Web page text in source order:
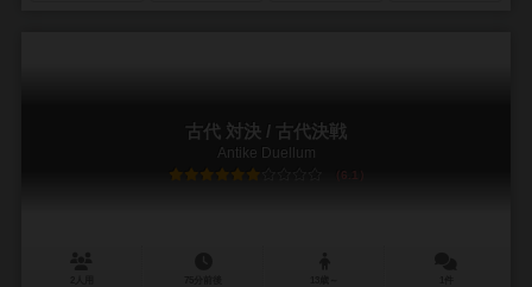
古代 対決 / 古代決戦
Antike Duellum
6.1